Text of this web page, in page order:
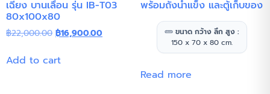
เฉียง บานเลื่อน รุ่น IB-T03
80x100x80
฿22,000.00 ฿16,900.00
Add to cart
พร้อมถังน้ำแข็ง และตู้เก็บของ
ขนาด กว้าง ลึก สูง :
150 x 70 x 80 cm.
Read more